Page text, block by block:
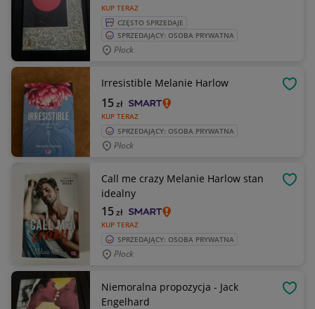
KUP TERAZ
CZĘSTO SPRZEDAJE
SPRZEDAJĄCY: OSOBA PRYWATNA
Płock
Irresistible Melanie Harlow
KUP TERAZ
15zł
SPRZEDAJĄCY: OSOBA PRYWATNA
Płock
Call me crazy Melanie Harlow stan
idealny
KUP TERAZ
15zł
SPRZEDAJĄCY: OSOBA PRYWATNA
Płock
Niemoralna propozycja - Jack
Engelhard